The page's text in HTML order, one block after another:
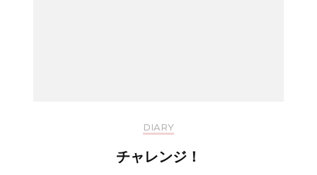
DIARY
チャレンジ！